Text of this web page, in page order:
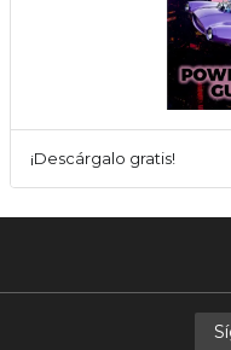
¡Descárgalo gratis!